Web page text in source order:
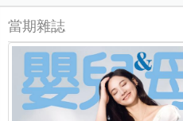
當期雜誌